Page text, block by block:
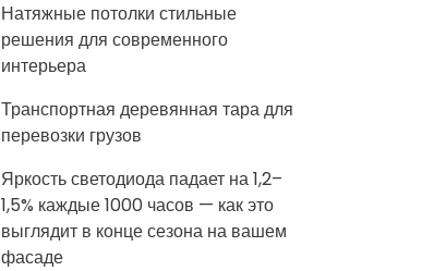
Натяжные потолки стильные
решения для современного
интерьера
Транспортная деревянная тара для
перевозки грузов
Яркость светодиода падает на 1,2–
1,5% каждые 1000 часов — как это
выглядит в конце сезона на вашем
фасаде